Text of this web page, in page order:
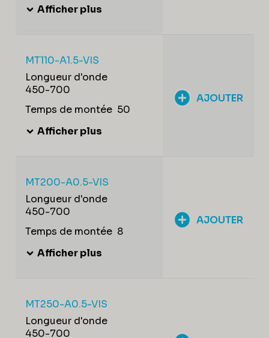
Afficher plus
MT110-A1.5-VIS
Longueur d'onde
450-700
Temps de montée 50
Afficher plus
AJOUTER
MT200-A0.5-VIS
Longueur d'onde
450-700
Temps de montée 8
Afficher plus
AJOUTER
MT250-A0.5-VIS
Longueur d'onde
450-700